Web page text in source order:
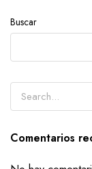
Buscar
Comentarios